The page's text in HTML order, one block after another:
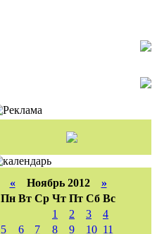
«Ноябрь 2012 »
Пн Вт Ср Чт Пт Сб Вс
1
2 3
4
5
6 7 8 9 10 11